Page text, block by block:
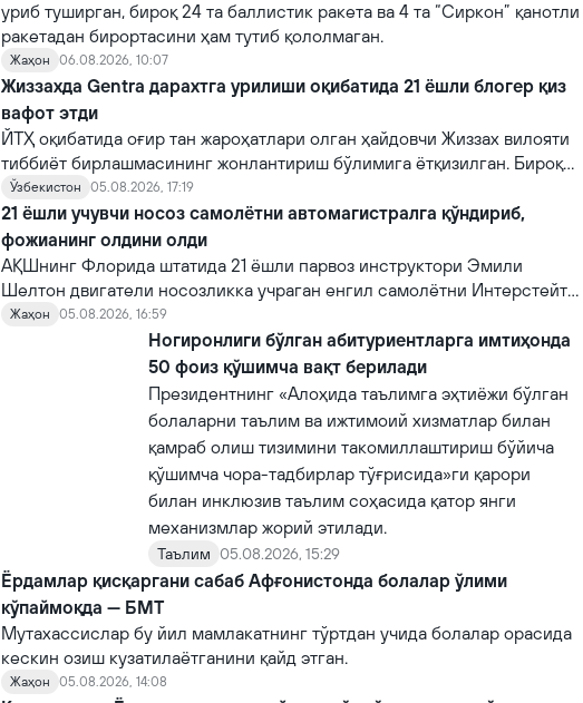
уриб туширган, бироқ 24 та баллистик ракета ва 4 та “Сиркон” қанотли
ракетадан бирортасини ҳам тутиб қололмаган.
Жаҳон 06.08.2026, 10:07
Жиззахда Gentra дарахтга урилиши оқибатида 21 ёшли блогер қиз
вафот этди
ЙТҲ оқибатида оғир тан жароҳатлари олган ҳайдовчи Жиззах вилояти
тиббиёт бирлашмасининг жонлантириш бўлимига ётқизилган. Бироқ
шифокорлар томонидан кўрсатилган тиббий муолажаларга
қарамасдан, у вафот этган.
Ўзбекистон 05.08.2026, 17:19
21 ёшли учувчи носоз самолётни автомагистралга қўндириб,
фожианинг олдини олди
АҚШнинг Флорида штатида 21 ёшли парвоз инструктори Эмили
Шелтон двигатели носозликка учраган енгил самолётни Интерстейт
10 автомагистралига муваффақиятли қўндириб, эҳтимолий йирик
фожианинг олдини олди.
Жаҳон 05.08.2026, 16:59
Ногиронлиги бўлган абитуриентларга имтиҳонда
50 фоиз қўшимча вақт берилади
Президентнинг «Алоҳида таълимга эҳтиёжи бўлган
болаларни таълим ва ижтимоий хизматлар билан
қамраб олиш тизимини такомиллаштириш бўйича
қўшимча чора-тадбирлар тўғрисида»ги қарори
билан инклюзив таълим соҳасида қатор янги
механизмлар жорий этилади.
Таълим 05.08.2026, 15:29
Ёрдамлар қисқаргани сабаб Афғонистонда болалар ўлими
кўпаймоқда — БМТ
Мутахассислар бу йил мамлакатнинг тўртдан учида болалар орасида
кескин озиш кузатилаётганини қайд этган.
Жаҳон 05.08.2026, 14:08